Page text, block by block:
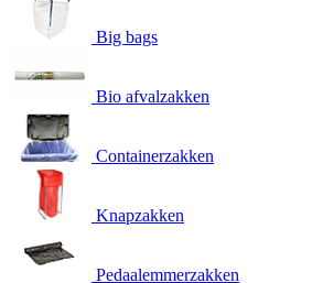
Big bags
Bio afvalzakken
Containerzakken
Knapzakken
Pedaalemmerzakken